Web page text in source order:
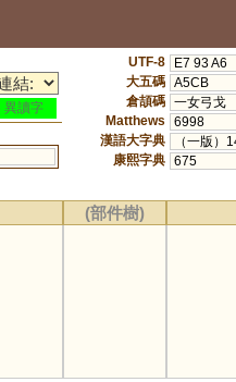
異讀字
UTF-8
E7 93 A6
大五碼 A5CB
倉頡碼 一女弓戈
Matthews
6998
漢語大字典
（一版）
康熙字典 675
(部件樹)